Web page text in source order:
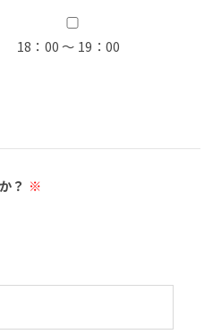
18：00 ～ 19：00
？ ※